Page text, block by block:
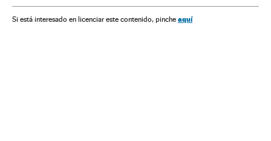
Si está interesado en licenciar este contenido, pinche aquí